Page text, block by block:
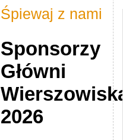
Śpiewaj z nami
Sponsorzy
Główni
Wierszowiska
2026